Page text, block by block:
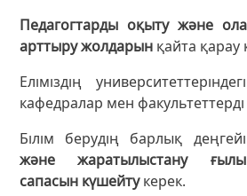
Педагогтарды оқыту және
арттыру жолдарын қайта қарау
Еліміздің
кафедралар мен
Білім берудің барлық
және жаратылыстану
сапасын күшейтукерек.